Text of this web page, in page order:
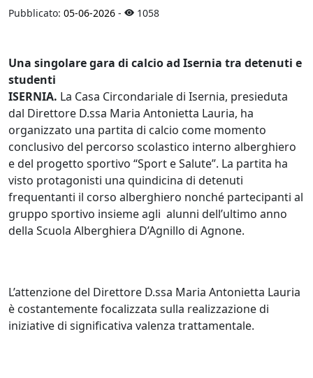
Pubblicato: 05-06-2026 - 1058
Una singolare gara di calcio ad Isernia tra detenuti e
studenti
ISERNIA. La Casa Circondariale di Isernia, presieduta
dal Direttore D.ssa Maria Antonietta Lauria, ha
organizzato una partita di calcio come momento
conclusivo del percorso scolastico interno alberghiero
e del progetto sportivo “Sport e Salute”. La partita ha
visto protagonisti una quindicina di detenuti
frequentanti il corso alberghiero nonché partecipanti al
gruppo sportivo insieme agli alunni dell’ultimo anno
della Scuola Alberghiera D’Agnillo di Agnone.
L’attenzione del Direttore D.ssa Maria Antonietta Lauria
è costantemente focalizzata sulla realizzazione di
iniziative di significativa valenza trattamentale.